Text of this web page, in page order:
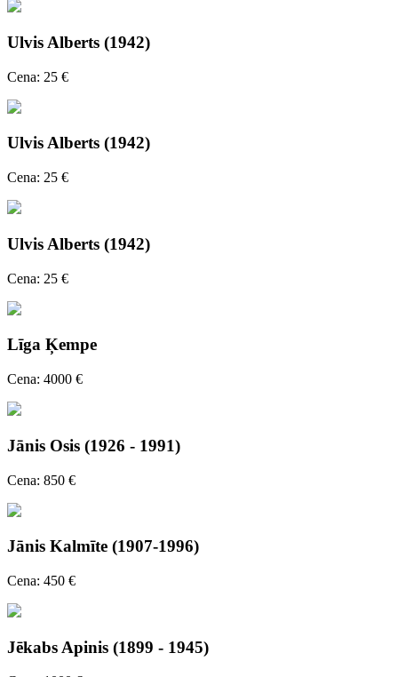
Ulvis Alberts (1942)
Cena: 25 €
Ulvis Alberts (1942)
Cena: 25 €
Ulvis Alberts (1942)
Cena: 25 €
Līga Ķempe
Cena: 4000 €
Jānis Osis (1926 - 1991)
Cena: 850 €
Jānis Kalmīte (1907-1996)
Cena: 450 €
Jēkabs Apinis (1899 - 1945)